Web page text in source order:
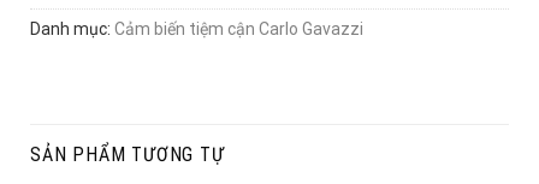
Danh mục: Cảm biến tiệm cận Carlo Gavazzi
SẢN PHẨM TƯƠNG TỰ